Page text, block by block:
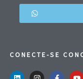
CONECTE-SE